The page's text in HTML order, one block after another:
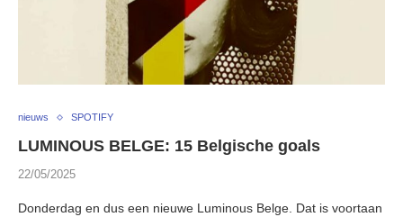
nieuws SPOTIFY
LUMINOUS BELGE: 15 Belgische goals
22/05/2025
Donderdag en dus een nieuwe Luminous Belge. Dat is voortaan